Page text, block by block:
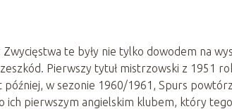
te były nie tylko dowodem na
Pierwszy tytuł mistrzowski z 1951
później, w sezonie 1960/1961, Spurs
ich pierwszym angielskim klubem, który tego